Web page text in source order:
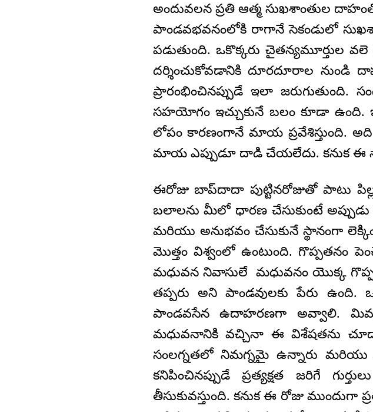
అందువలన ప్రతి ఆత్మ సుఖశాంతుల
పాండవభవనంలోకి రాగానే సెకండులో
పడుతుంది. ఒకొక్కరు చైతన్యమూర్తుల
దర్శించుకోవడానికి దూరదూరాల నుండి
ప్రారంభించినప్పుడే ఇలా జరుగుతుంది.
సహయోగం ఇచ్చుకునే బలం కూడా ఉంది.
లోపం కారణంగానే మాయ ప్రవేశిస్తుంది.
మాయ ఎప్పుడూ దాడి చేయలేదు. కనుక ఈ
ఈరోజు బాప్‌దాదా పుట్టినరోజుతో పాటు
బలాలను మీలో ధారణ చేసుకుంటే
మరియు అనుభవం చేసుకునే స్థానంగా
మొత్తం విశ్వంలో ఉంటుంది. గొప్పతనం
మధువన నివాసులే మధువనం యొక్క
తప్పరు అని పాండవులకు పేరు
పాండవసేన ఉదాహరణగా అవ్వాలి.
మధువనానికి వచ్చినా ఈ విశేషతను
సంలగ్నతలో నిమగ్నమై ఉన్నారు మరియు
కనిపించినప్పుడే ప్రత్యక్షత జరిగే
తీసుకువస్తుంది. కనుక ఈ రోజు